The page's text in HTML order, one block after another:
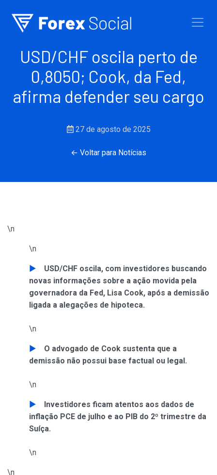
USD/CHF oscila perto de
0,8050; Cook, da Fed,
afirma defender seu cargo
27 de agosto de 2025
← Voltar para Notícias
\n
\n
USD/CHF oscila, com investidores buscando
novas informações sobre a ação movida pela
governadora da Fed, Lisa Cook, após a demissão
ligada a alegações de hipoteca.
\n
O advogado de Cook sustenta que a
demissão não possui base factual ou legal.
\n
Investidores ficam atentos aos dados de
inflação PCE de julho e ao PIB do 2º trimestre da
Suíça.
\n
\n